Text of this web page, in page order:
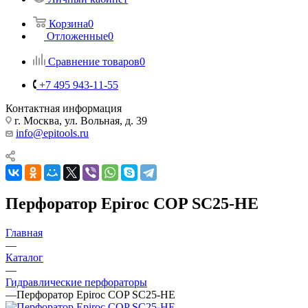
Корзина0
Отложенные0
Сравнение товаров0
+7 495 943-11-55
Контактная информация
г. Москва, ул. Вольная, д. 39
info@epitools.ru
Перфоратор Epiroc COP SC25-HE
Главная
—
Каталог
—
Гидравлические перфораторы
—Перфоратор Epiroc COP SC25-HE